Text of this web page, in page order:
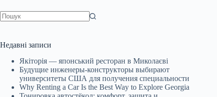
Недавні записи
Якіторія — японський ресторан в Миколаєві
Будущие инженеры‑конструкторы выбирают
университеты США для получения специальности
Why Renting a Car Is the Best Way to Explore Georgia